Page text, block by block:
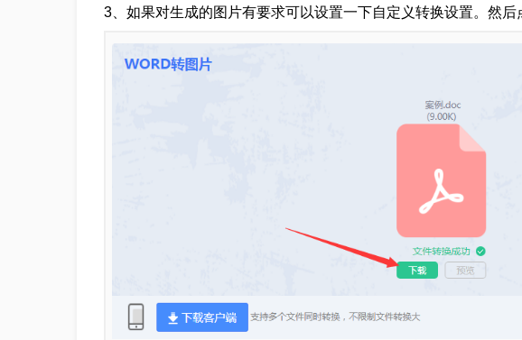
3、如果对生成的图片有要求可以设置一下自定义转换设置。然后